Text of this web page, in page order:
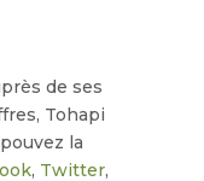
de ses
Tohapi
la
, Twitter,